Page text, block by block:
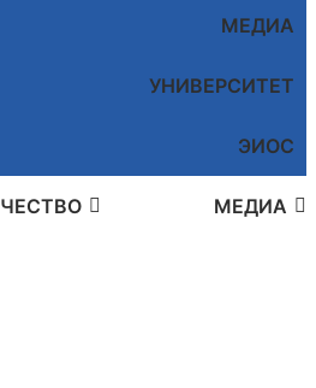
МЕДИА
УНИВЕРСИТЕТ
ЭИОС
МЕДИА